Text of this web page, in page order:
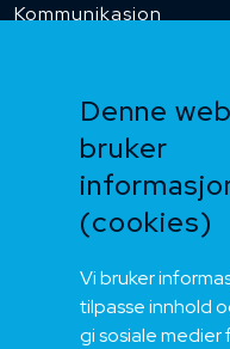
Denne
bruker
(cookies)
Vi bruker
tilpasse innhold
gi sosiale
Kommunikasjon